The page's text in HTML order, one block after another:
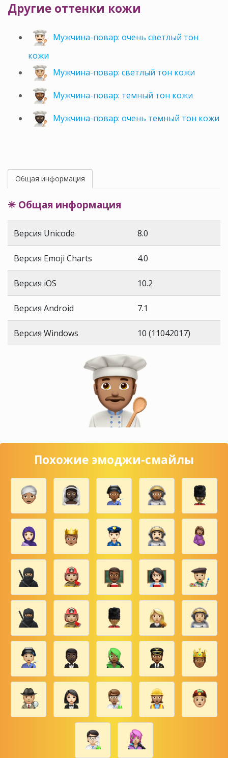
Другие оттенки кожи
Мужчина-повар: очень светлый тон
кожи
Мужчина-повар: светлый тон кожи
Мужчина-повар: темный тон кожи
Мужчина-повар: очень темный тон кожи
Общая информация
✳ Общая информация
Версия Unicode 8.0
Версия Emoji Charts 4.0
Версия iOS 10.2
Версия Android 7.1
Версия Windows 10 (11042017)
Похожие эмоджи-смайлы